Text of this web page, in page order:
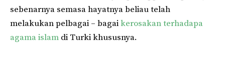
sebenarnya semasa hayatnya beliau telah
melakukan pelbagai – bagaikerosakan terhadapa
agama islam di Turki khususnya.